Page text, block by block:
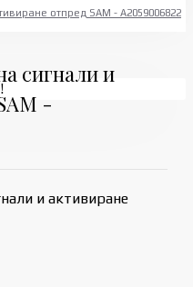
отпред SAM - A2059006822
сигнали и
-